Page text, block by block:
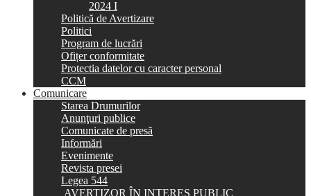
2024 I
Politică de Avertizare
Politici
Program de lucrări
Ofițer conformitate
Protectia datelor cu caracter personal
CCM
Comunicare
Starea Drumurilor
Anunţuri publice
Comunicate de presă
Informări
Evenimente
Revista presei
Legea 544
AVERTIZOR ÎN INTERES PUBLIC